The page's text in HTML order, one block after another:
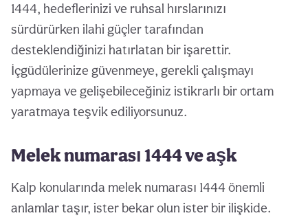
1444, hedeflerinizi ve ruhsal hırslarınızı
sürdürürken ilahi güçler tarafından
desteklendiğinizi hatırlatan bir işarettir.
İçgüdülerinize güvenmeye, gerekli çalışmayı
yapmaya ve gelişebileceğiniz istikrarlı bir ortam
yaratmaya teşvik ediliyorsunuz.
Melek numarası 1444 ve aşk
Kalp konularında melek numarası 1444 önemli
anlamlar taşır, ister bekar olun ister bir ilişkide.